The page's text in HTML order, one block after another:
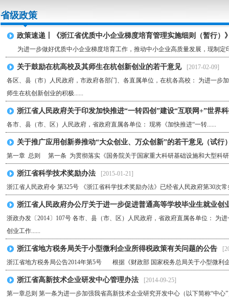
省级政策
政策速递丨《浙江省优质中小企业梯度培育管理实施细则（暂行）
为进一步做好优质中小企业梯度培育工作，推动中小企业高质量发展，现制定
关于鼓励在杭高校及其师生在杭创新创业的若干意见
[2017-02-09]
各区、县（市）人民政府，市政府各部门、各直属单位，在杭各高校： 为进一步
师生在杭创新创业的积极......
浙江省人民政府关于印发加快推进“一转四创”建设“互联网+”世界
各市、县（市、区）人民政府，省政府直属各单位： 现将《加快推进“一转......
关于推广应用创新券推动“大众创业、万众创新”的若干意见（试行）
第一章 总则 第一条 为贯彻落实《国务院关于国家重大科研基础设施和大型科研
浙江省科学技术奖励办法
[2015-01-21]
浙江省人民政府令 第325号 《浙江省科学技术奖励办法》已经省人民政府第30次
浙江省人民政府办公厅关于进一步促进普通高等学校毕业生就业创
浙政办发〔2014〕107号 各市、县（市、区）人民政府，省政府直属各单位： 为
创业工作......
浙江省地方税务局关于小型微利企业所得税政策有关问题的公告
浙江省地方税务局公告2014年第5号 根据《财政部 国家税务总局关于小型微利
浙江省高新技术企业研发中心管理办法
[2014-09-25]
第一章总则 第一条为进一步加强我省高新技术企业研究开发中心（以下简称“中